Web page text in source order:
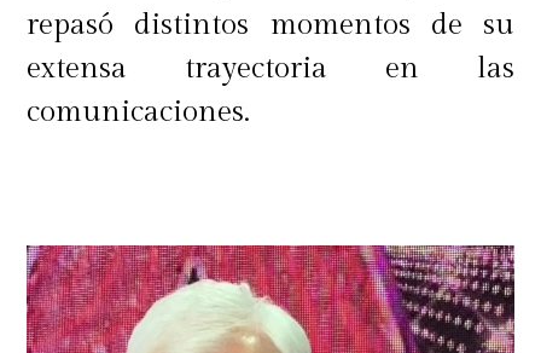
repasó distintos momentos de su
extensa trayectoria en las
comunicaciones.